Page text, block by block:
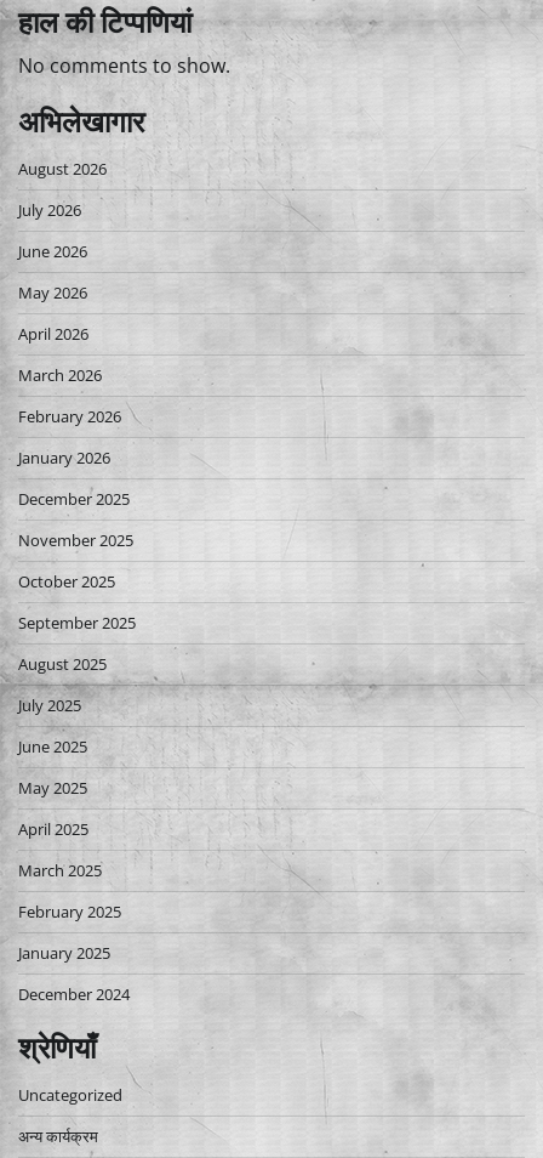
हाल की टिप्पणियां
No comments to show.
अभिलेखागार
August 2026
July 2026
June 2026
May 2026
April 2026
March 2026
February 2026
January 2026
December 2025
November 2025
October 2025
September 2025
August 2025
July 2025
June 2025
May 2025
April 2025
March 2025
February 2025
January 2025
December 2024
श्रेणियाँ
Uncategorized
अन्य कार्यक्रम